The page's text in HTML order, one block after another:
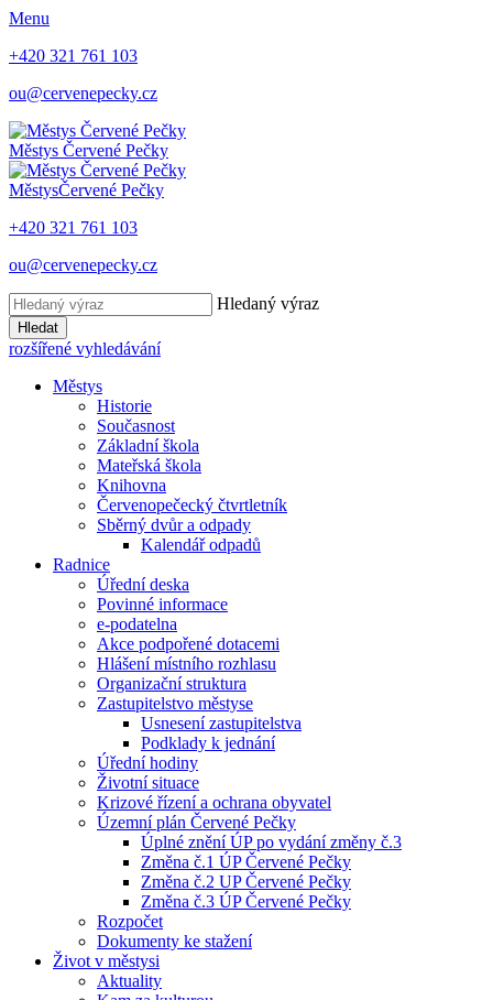
Menu
+420 321 761 103
ou@cervenepecky.cz
Městys Červené Pečky
MěstysČervené Pečky
+420 321 761 103
ou@cervenepecky.cz
Hledaný výraz
Hledat
rozšířené vyhledávání
Městys
Historie
Současnost
Základní škola
Mateřská škola
Knihovna
Červenopečecký čtvrtletník
Sběrný dvůr a odpady
Kalendář odpadů
Radnice
Úřední deska
Povinné informace
e-podatelna
Akce podpořené dotacemi
Hlášení místního rozhlasu
Organizační struktura
Zastupitelstvo městyse
Usnesení zastupitelstva
Podklady k jednání
Úřední hodiny
Životní situace
Krizové řízení a ochrana obyvatel
Územní plán Červené Pečky
Úplné znění ÚP po vydání změny č.3
Změna č.1 ÚP Červené Pečky
Změna č.2 UP Červené Pečky
Změna č.3 ÚP Červené Pečky
Rozpočet
Dokumenty ke stažení
Život v městysi
Aktuality